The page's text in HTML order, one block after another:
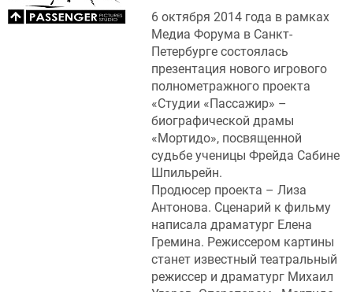
6 октября 2014 года в рамках
Медиа Форума в Санкт-
Петербурге состоялась
презентация нового игрового
полнометражного проекта
«Студии «Пассажир» –
биографической драмы
«Мортидо», посвященной
судьбе ученицы Фрейда Сабине
Шпильрейн.
Продюсер проекта – Лиза
Антонова. Сценарий к фильму
написала драматург Елена
Гремина. Режиссером картины
станет известный театральный
режиссер и драматург Михаил